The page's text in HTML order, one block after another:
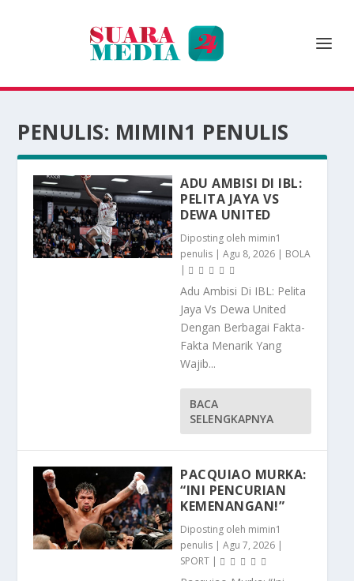
PENULIS: MIMIN1 PENULIS
ADU AMBISI DI IBL:
PELITA JAYA VS
DEWA UNITED
Diposting oleh mimin1
penulis | Agu 8, 2026 | BOLA
|
Adu Ambisi Di IBL: Pelita
Jaya Vs Dewa United
Dengan Berbagai Fakta-
Fakta Menarik Yang
Wajib...
BACA
SELENGKAPNYA
PACQUIAO MURKA:
“INI PENCURIAN
KEMENANGAN!”
Diposting oleh mimin1
penulis | Agu 7, 2026 |
SPORT |